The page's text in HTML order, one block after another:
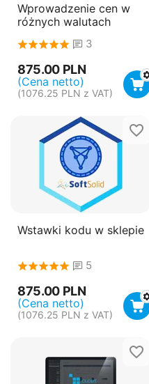
Wprowadzenie cen w
różnych walutach
3
875.00 PLN
(Cena netto)
(1076.25 PLN z VAT)
Wstawki kodu w sklepie
5
875.00 PLN
(Cena netto)
(1076.25 PLN z VAT)